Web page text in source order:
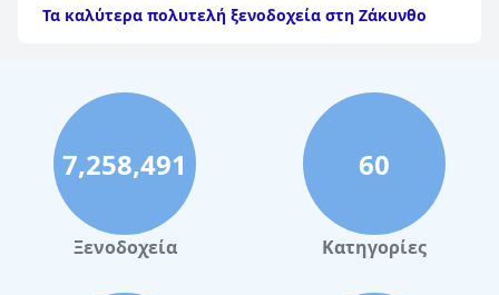
Τα καλύτερα πολυτελή ξενοδοχεία στη Ζάκυνθο
Τα καλύτερα πολυτελή ξενοδοχεία στη Σαντορίνη
Τα καλύτερα πολυτελή ξενοδοχεία στη Μύκονο
Τα καλύτερα πολυτελή ξενοδοχεία στη Νάξο
Τα καλύτερα πολυτελή ξενοδοχεία στην Πάργα
Τα καλύτερα πολυτελή ξενοδοχεία στη
7,258,491
Ξενοδοχεία
60
Κατηγορίες